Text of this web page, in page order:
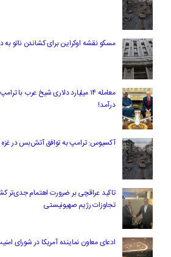
مسکو نقشه اوکراین برای کشاندن ناتو به
معامله ۱۴ میلیارد دلاری شیخ عرب
درآمد!
آکسیوس: ترامپ به توافق آتش‌بس در غزه ظرف ۲ روز آینده
تاکید عراقچی بر ضرورت اهتمام جدی‌تر
تجاوزات رژیم صهیونیستی
ادعای معاون نماینده آمریکا در شورای